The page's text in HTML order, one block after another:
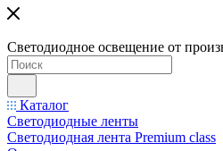
Светодиодное освещение от
Каталог
Светодиодные ленты
Светодиодная лента Premium class